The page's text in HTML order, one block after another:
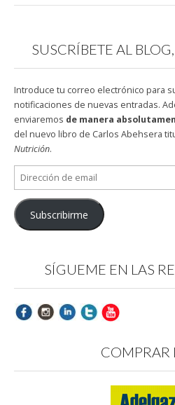
SUSCRÍBETE AL
Introduce tu correo electrónico para
notificaciones de nuevas entradas.
enviaremos de manera
del nuevo libro de Carlos Abehsera
Nutrición.
Dirección
de
email
Subscribirme
SÍGUEME EN LAS
COMPRAR